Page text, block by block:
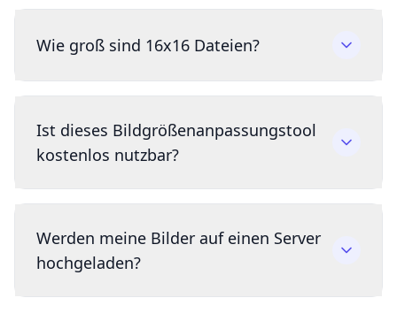
Wie groß sind 16x16 Dateien?
Ist dieses Bildgrößenanpassungstool
kostenlos nutzbar?
Werden meine Bilder auf einen Server
hochgeladen?